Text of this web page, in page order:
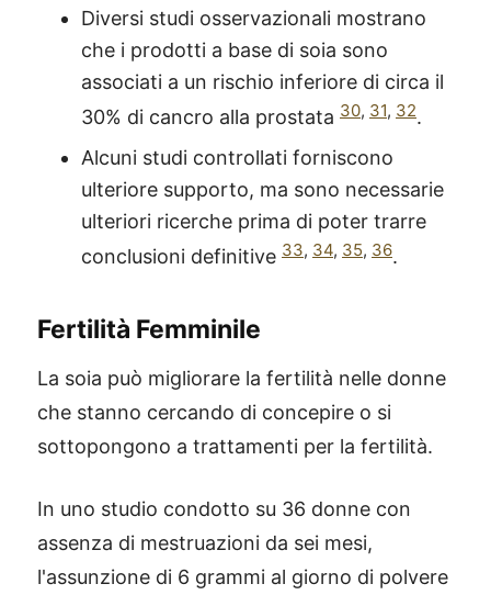
Diversi studi osservazionali mostrano
che i prodotti a base di soia sono
associati a un rischio inferiore di circa il
30% di cancro alla prostata 30, 31, 32.
Alcuni studi controllati forniscono
ulteriore supporto, ma sono necessarie
ulteriori ricerche prima di poter trarre
conclusioni definitive 33, 34, 35, 36.
Fertilità Femminile
La soia può migliorare la fertilità nelle donne
che stanno cercando di concepire o si
sottopongono a trattamenti per la fertilità.
In uno studio condotto su 36 donne con
assenza di mestruazioni da sei mesi,
l'assunzione di 6 grammi al giorno di polvere